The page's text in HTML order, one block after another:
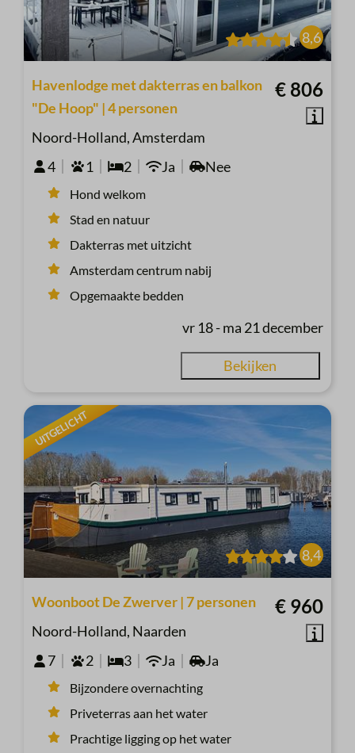
8,6
€ 806
Havenlodge met dakterras en balkon
"De Hoop" | 4 personen
Noord-Holland, Amsterdam
4
1 2 Ja Nee
Hond welkom
Stad en natuur
Dakterras met uitzicht
Amsterdam centrum nabij
Opgemaakte bedden
vr 18 - ma 21 december
Bekijken
UITGELICHT
8,4
€ 960
Woonboot De Zwerver | 7 personen
Noord-Holland, Naarden
7
2 3 Ja Ja
Bijzondere overnachting
Priveterras aan het water
Prachtige ligging op het water